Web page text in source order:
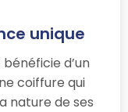
unique
d’un
coiffure qui
nature de ses